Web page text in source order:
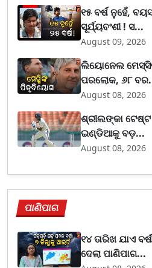
୧୫ ବର୍ଷ ନୁହେଁ,
ସୂର୍ଯ୍ୟବଂଶୀ ! ସ...
August 09, 2026
ଲିୟୋନେଲ
ପରଲୋକ, ୬୮
August 08, 2026
ଶ୍ରୀଲଙ୍କା
ଇଣ୍ଡିଆକୁ ବଡ଼...
August 08, 2026
ପାଣିପାଗ
୧୪ ତାରିଖ ଯାଏ
ଦେଲା ପାଣିପାଗ...